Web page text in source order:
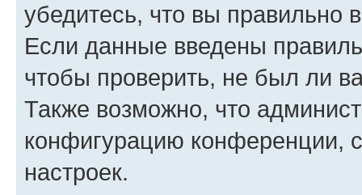
убедитесь, что вы правильно
Если данные введены
чтобы проверить, не был ли
Также возможно, что
конфигурацию конференции,
настроек.